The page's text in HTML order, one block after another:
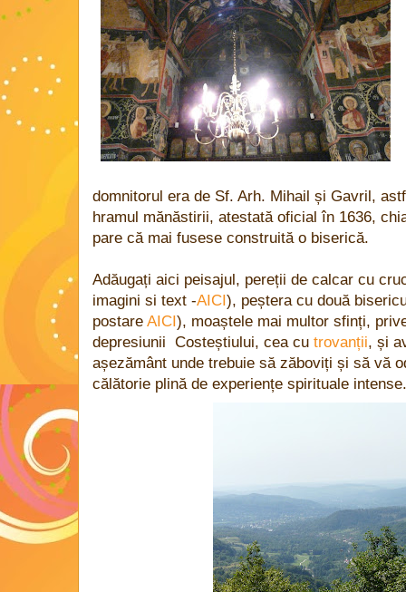
domnitorul era de Sf. Arh. Mihail și Gavril,
hramul mănăstirii, atestată oficial în 1636,
pare că mai fusese construită o biserică.
Adăugați aici peisajul, pereții de calcar cu
imagini si text -AICI), peștera cu două
postare AICI), moaștele mai multor sfinți,
depresiunii Costeștiului, cea cu trovanții, și
așezământ unde trebuie să zăboviți și să vă
călătorie plină de experiențe spirituale intense.